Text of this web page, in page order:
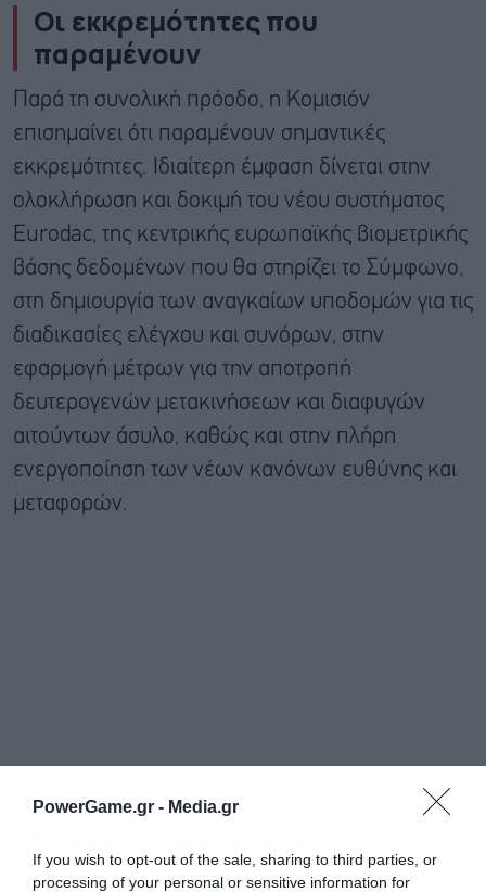
PowerGame.gr - Media.gr
If you wish to opt-out of the sale, sharing to third parties, or
processing of your personal or sensitive information for
Οι εκκρεμότητες που
παραμένουν
Παρά τη συνολική πρόοδο, η Κομισιόν
επισημαίνει ότι παραμένουν σημαντικές
εκκρεμότητες. Ιδιαίτερη έμφαση δίνεται στην
ολοκλήρωση και δοκιμή του νέου συστήματος
Eurodac, της κεντρικής ευρωπαϊκής βιομετρικής
βάσης δεδομένων που θα στηρίζει το Σύμφωνο,
στη δημιουργία των αναγκαίων υποδομών για τις
διαδικασίες ελέγχου και συνόρων, στην
εφαρμογή μέτρων για την αποτροπή
δευτερογενών μετακινήσεων και διαφυγών
αιτούντων άσυλο, καθώς και στην πλήρη
ενεργοποίηση των νέων κανόνων ευθύνης και
μεταφορών.
αποτελεσματική λειτουργία του μηχανισμού